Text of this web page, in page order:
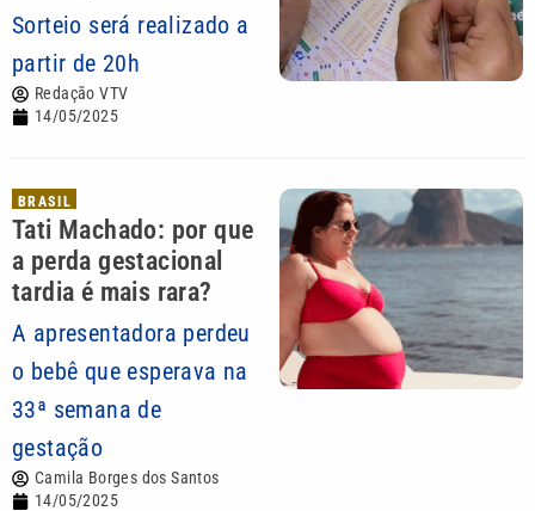
Sorteio será realizado a
partir de 20h
Redação VTV
14/05/2025
BRASIL
Tati Machado: por que
a perda gestacional
tardia é mais rara?
A apresentadora perdeu
o bebê que esperava na
33ª semana de
gestação
Camila Borges dos Santos
14/05/2025